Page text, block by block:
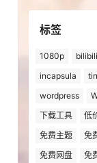
标签
1080p bilibili
incapsula
wordpress
下载工具
低
免费主题
免
免费网盘
免